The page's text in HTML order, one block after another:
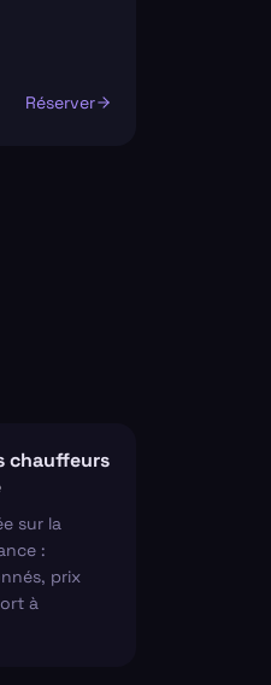
Réserver
chauffeurs
sur la
:
prix
à